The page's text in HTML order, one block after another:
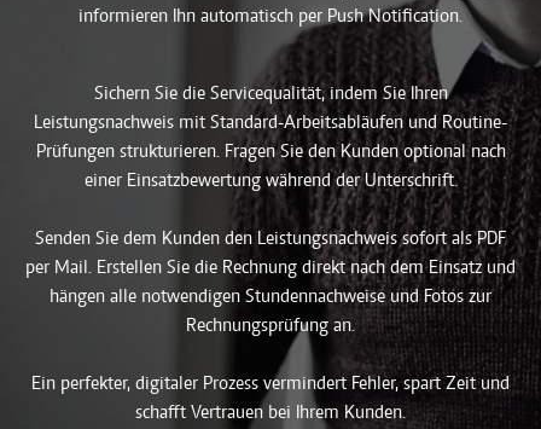
informieren Ihn automatisch per Push Notification.
Sichern Sie die Servicequalität, indem Sie Ihren
Leistungsnachweis mit Standard-Arbeitsabläufen und Routine-
Prüfungen strukturieren. Fragen Sie den Kunden optional nach
einer Einsatzbewertung während der Unterschrift.
Senden Sie dem Kunden den Leistungsnachweis sofort als PDF
per Mail. Erstellen Sie die Rechnung direkt nach dem Einsatz und
hängen alle notwendigen Stundennachweise und Fotos zur
Rechnungsprüfung an.
Ein perfekter, digitaler Prozess vermindert Fehler, spart Zeit und
schafft Vertrauen bei Ihrem Kunden.